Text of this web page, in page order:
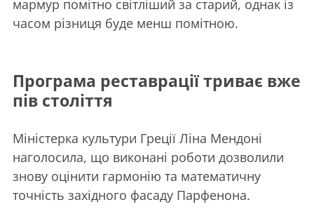
мармур помітно світліший за старий, однак із
часом різниця буде менш помітною.
Програма реставрації триває вже
пів століття
Міністерка культури Греції Ліна Мендоні
наголосила, що виконані роботи дозволили
знову оцінити гармонію та математичну
точність західного фасаду Парфенона.